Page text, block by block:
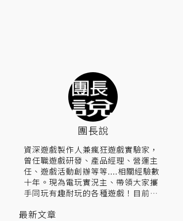
團長說
資深遊戲製作人兼瘋狂遊戲實驗家，
曾任職遊戲研發、產品經理、營運主
任、遊戲活動創辦等等....相關經驗數
十年。現為電玩實況主、帶領大家攜
手同玩有趣耐玩的各種遊戲！目前以
閱唷～
最新文章